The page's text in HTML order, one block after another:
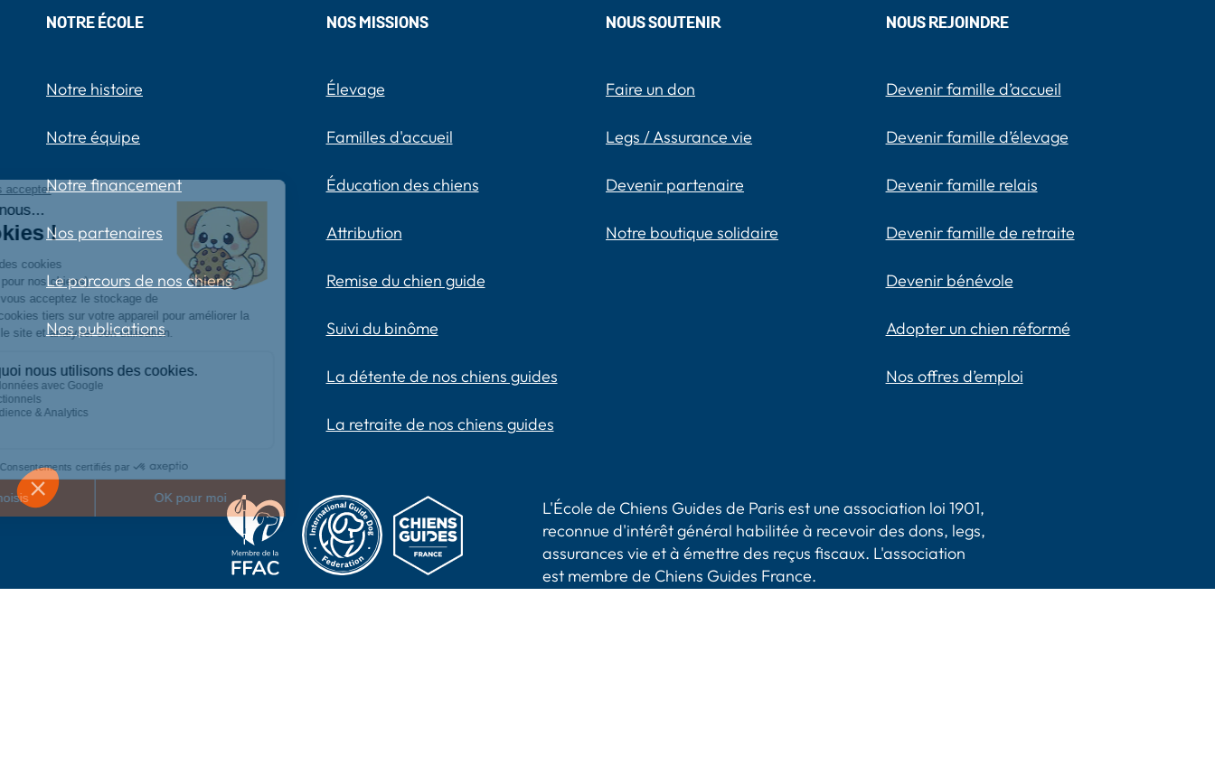
NOTRE ÉCOLE
Notre histoire
Notre équipe
Notre financement
Nos partenaires
Le parcours de nos chiens
Nos publications
NOS MISSIONS
Élevage
Familles d'accueil
Éducation des chiens
Attribution
Remise du chien guide
Suivi du binôme
La détente de nos chiens guides
La retraite de nos chiens guides
NOUS SOUTENIR
Faire un don
Legs / Assurance vie
Devenir partenaire
Notre boutique solidaire
NOUS REJOINDRE
Devenir famille d’accueil
Devenir famille d’élevage
Devenir famille relais
Devenir famille de retraite
Devenir bénévole
Adopter un chien réformé
Nos offres d’emploi
L'École de Chiens Guides de Paris est une association loi 1901,
reconnue d'intérêt général habilitée à recevoir des dons, legs,
assurances vie et à émettre des reçus fiscaux. L'association
est membre de Chiens Guides France.